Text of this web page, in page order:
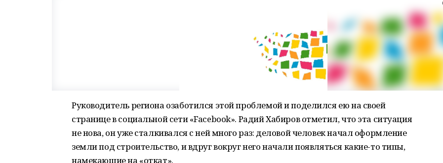
Руководитель региона озаботился этой проблемой и поделился ею на своей
странице в социальной сети «Facebook». Радий Хабиров отметил, что эта ситуация
не нова, он уже сталкивался с ней много раз: деловой человек начал оформление
земли под строительство, и вдруг вокруг него начали появляться какие-то типы,
намекающие на «откат».